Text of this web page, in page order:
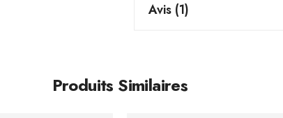
Avis (1)
Produits Similaires